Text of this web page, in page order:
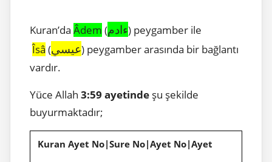
Kuran’da Âdem (ءادم) peygamber ile
Îsâ (عيسي) peygamber arasında bir bağlantı
vardır.
Yüce Allah 3:59 ayetinde şu şekilde
buyurmaktadır;
Kuran Ayet No|Sure No|Ayet No|Ayet